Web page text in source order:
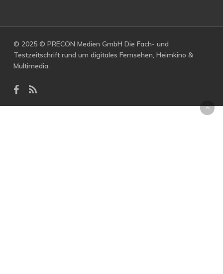
© 2025 © PRECON Medien GmbH Die Fach- und
Testzeitschrift rund um digitales Fernsehen, Heimkino &
Multimedia.
facebook
RSS